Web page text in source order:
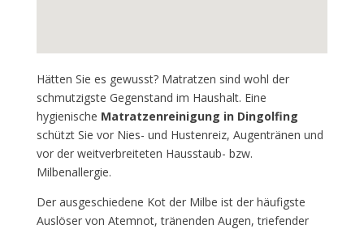
Hätten Sie es gewusst? Matratzen sind wohl der
schmutzigste Gegenstand im Haushalt. Eine
hygienische Matratzenreinigung in Dingolfing
schützt Sie vor Nies- und Hustenreiz, Augentränen und
vor der weitverbreiteten Hausstaub- bzw.
Milbenallergie.
Der ausgeschiedene Kot der Milbe ist der häufigste
Auslöser von Atemnot, tränenden Augen, triefender